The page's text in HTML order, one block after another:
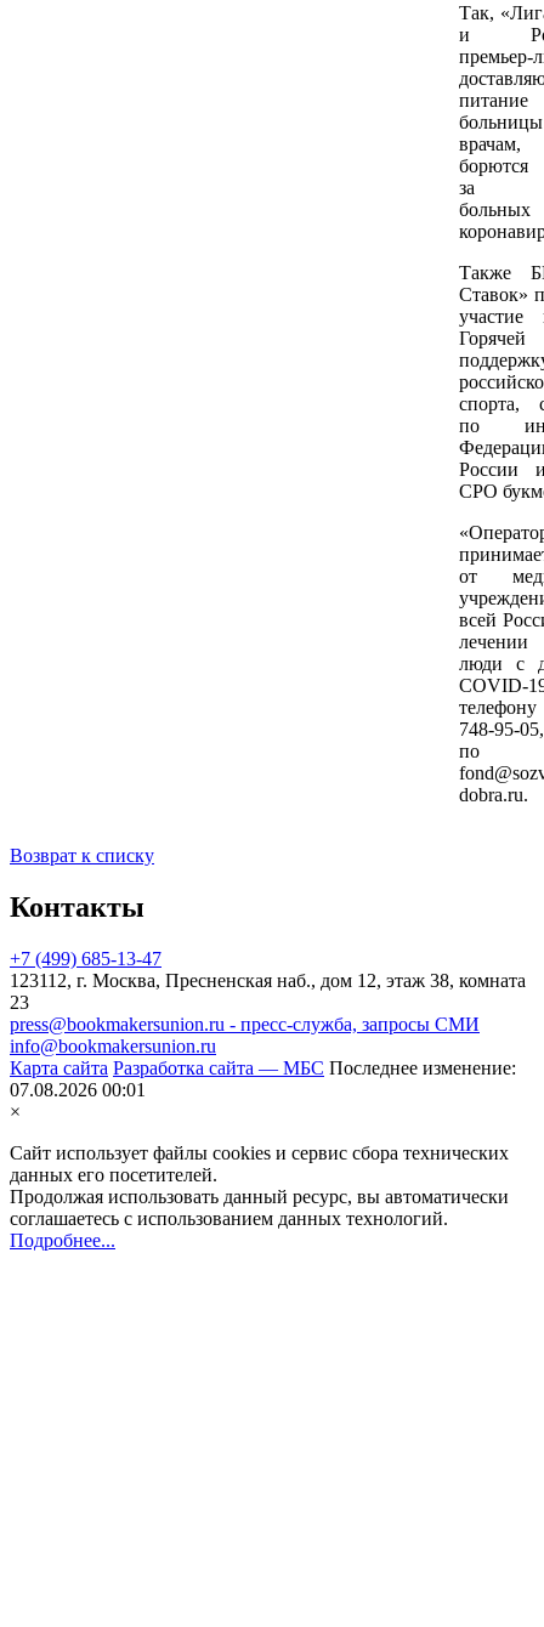
Так,
и
премьер-
врачам,
борются
за
больных
Также
Ставок»
участие
спорта,
по
России
СРО
от
всей
лечении
люди с
748-95-
по
dobra.ru.
Возврат к списку
Контакты
+7 (499) 685-13-47
123112, г. Москва, Пресненская наб., дом 12, этаж 38, комната
23
press@bookmakersunion.ru - пресс-служба, запросы СМИ
info@bookmakersunion.ru
Карта сайта Разработка сайта — МБС Последнее изменение:
07.08.2026 00:01
×
Сайт использует файлы cookies и сервис сбора технических
данных его посетителей.
Продолжая использовать данный ресурс, вы автоматически
соглашаетесь с использованием данных технологий.
Подробнее...